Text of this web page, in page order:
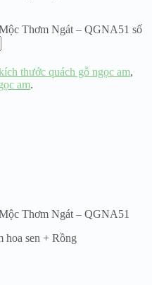
Thơm Ngát – QGNA51 số
thước quách gỗ ngọc am,
am.
Thơm Ngát – QGNA51
hoa sen + Rồng